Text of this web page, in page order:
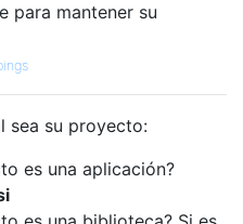
para mantener su
sea su proyecto:
es una aplicación?